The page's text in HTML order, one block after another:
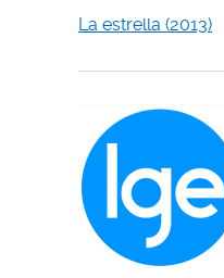
La estrella (2013)